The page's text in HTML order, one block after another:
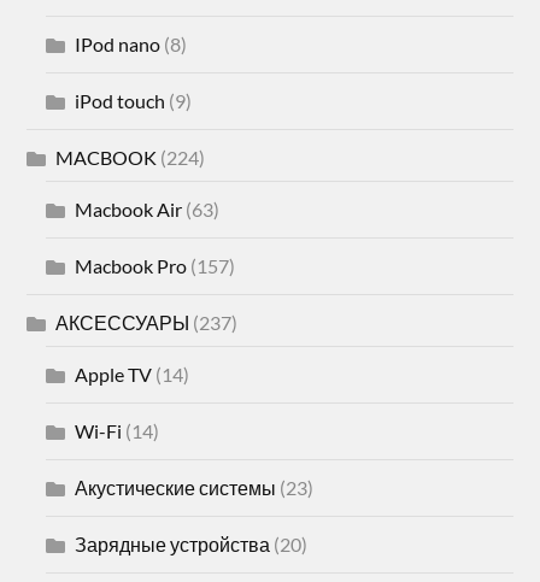
IPod nano (8)
iPod touch (9)
MACBOOK (224)
Macbook Air (63)
Macbook Pro (157)
АКСЕССУАРЫ (237)
Apple TV (14)
Wi-Fi (14)
Акустические системы (23)
Зарядные устройства (20)